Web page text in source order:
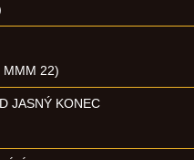
MMM 22)
JASNÝ KONEC